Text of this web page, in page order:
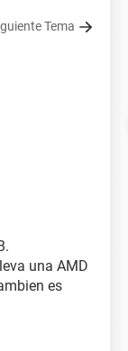
Tema
una AMD
es